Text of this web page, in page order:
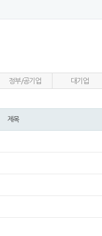
정부/공기업 대기업
제목